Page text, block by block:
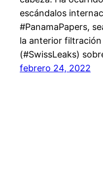
escándalos
#PanamaPapers,
la anterior
(#SwissLeaks)
febrero 24, 2022